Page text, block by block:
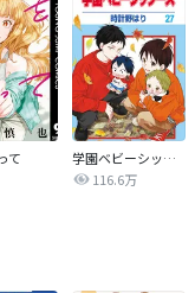
て
学園ベビーシッターズ
116.6万